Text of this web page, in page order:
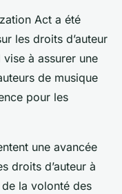
Act a été
les droits d’auteur
à assurer une
de musique
pour les
une avancée
droits d’auteur à
de la volonté des